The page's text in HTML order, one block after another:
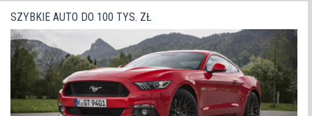
SZYBKIE AUTO DO 100 TYS. ZŁ